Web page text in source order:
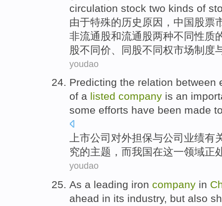
circulation stock two kinds of
由于特殊的历史 原因 ， 中国股票
非流通股和流通股两种不同性质
股不同价、同股不同权市场制度
youdao
Predicting the relation between
of a listed company is an
some efforts have been made
上市公司 对外担保与公司业绩有
究的主题， 而我国在这一领域正
youdao
As a leading iron company in
ahead in its industry, but also